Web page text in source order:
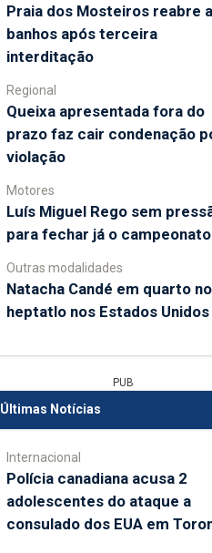
Praia dos Mosteiros reabre a
banhos após terceira
interditação
Regional
Queixa apresentada fora do
prazo faz cair condenação
violação
Motores
Luís Miguel Rego sem
para fechar já o campeonato
Outras modalidades
Natacha Candé em quarto no
heptatlo nos Estados Unidos
PUB
Últimas Notícias
Internacional
Polícia canadiana acusa 2
adolescentes do ataque a
consulado dos EUA em